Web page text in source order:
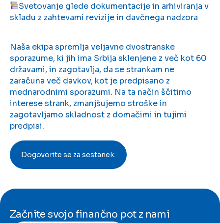
Svetovanje glede dokumentacije in arhiviranja v
skladu z zahtevami revizije in davčnega nadzora
Naša ekipa spremlja veljavne dvostranske
sporazume, ki jih ima Srbija sklenjene z več kot 60
državami, in zagotavlja, da se strankam ne
zaračuna več davkov, kot je predpisano z
mednarodnimi sporazumi. Na ta način ščitimo
interese strank, zmanjšujemo stroške in
zagotavljamo skladnost z domačimi in tujimi
predpisi.
Dogovorite se za sestanek.
Začnite svojo finančno pot z nami